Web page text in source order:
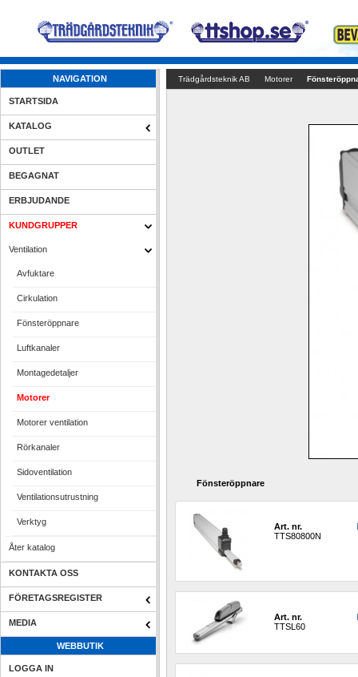
NAVIGATION
STARTSIDA
KATALOG
OUTLET
BEGAGNAT
ERBJUDANDE
KUNDGRUPPER
Ventilation
Avfuktare
Cirkulation
Fönsteröppnare
Luftkanaler
Montagedetaljer
Motorer
Motorer ventilation
Rörkanaler
Sidoventilation
Ventilationsutrustning
Verktyg
Åter katalog
KONTAKTA OSS
FÖRETAGSREGISTER
MEDIA
WEBBUTIK
LOGGA IN
Trädgårdsteknik AB Motorer
Fönsteröppnare
Art. nr.
TTS80800N
Art. nr.
TTSL60